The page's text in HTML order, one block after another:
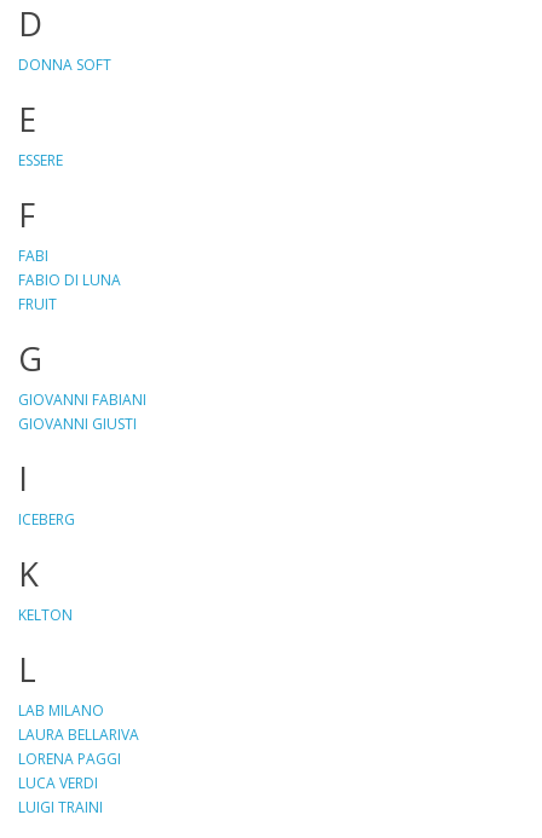
D
DONNA SOFT
E
ESSERE
F
FABI
FABIO DI LUNA
FRUIT
G
GIOVANNI FABIANI
GIOVANNI GIUSTI
I
ICEBERG
K
KELTON
L
LAB MILANO
LAURA BELLARIVA
LORENA PAGGI
LUCA VERDI
LUIGI TRAINI